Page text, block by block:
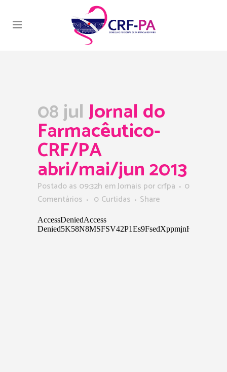
08 julJornal do
Farmacêutico-
CRF/PA
abri/mai/jun 2013
Postado as 09:32h emJornais porcrfpa
0
Comentários
0 Curtidas Share